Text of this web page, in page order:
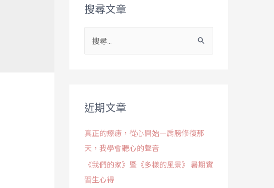
搜尋文章
近期文章
真正的療癒，從心開始—肩膀修復那
天，我學會聽心的聲音
《我們的家》暨《多樣的風景》 暑期實
習生心得